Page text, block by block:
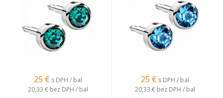
25 € s DPH / bal
20,33 € bez DPH / bal
25 € s DPH / bal
20,33 € bez DPH / bal